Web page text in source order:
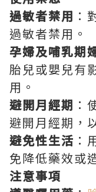
過敏者禁用 ：
過敏者禁用。
孕婦及哺乳期
胎兒或嬰兒有
用。
避開月經期 ：
避開月經期，
避免性生活 ：
免降低藥效或
注意事項